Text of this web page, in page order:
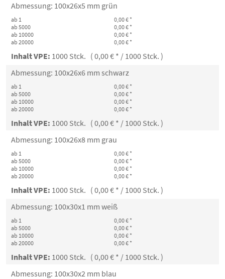
Abmessung: 100x26x5 mm grün
ab 1
0,00 € *
ab 5000
0,00 € *
ab 10000
0,00 € *
ab 20000
0,00 € *
Inhalt VPE: 1000 Stck. ( 0,00 € * / 1000 Stck. )
Abmessung: 100x26x6 mm schwarz
ab 1
0,00 € *
ab 5000
0,00 € *
ab 10000
0,00 € *
ab 20000
0,00 € *
Inhalt VPE: 1000 Stck. ( 0,00 € * / 1000 Stck. )
Abmessung: 100x26x8 mm grau
ab 1
0,00 € *
ab 5000
0,00 € *
ab 10000
0,00 € *
ab 20000
0,00 € *
Inhalt VPE: 1000 Stck. ( 0,00 € * / 1000 Stck. )
Abmessung: 100x30x1 mm weiß
ab 1
0,00 € *
ab 5000
0,00 € *
ab 10000
0,00 € *
ab 20000
0,00 € *
Inhalt VPE: 1000 Stck. ( 0,00 € * / 1000 Stck. )
Abmessung: 100x30x2 mm blau